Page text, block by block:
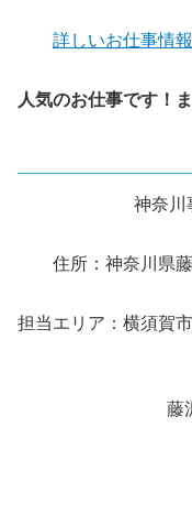
詳しいお仕事情
人気のお仕事です！
神奈川
住所：神奈川県
担当エリア：横須
藤沢市